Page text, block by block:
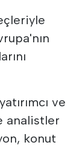
ve
analistler
konut